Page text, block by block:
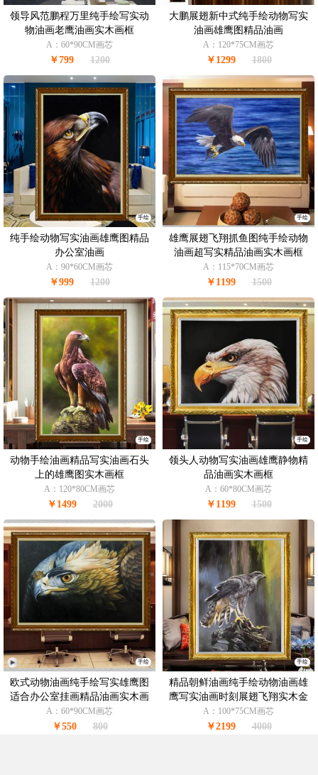
领导风范鹏程万里纯手绘写实动
物油画老鹰油画实木画框
A：60*90CM画芯
￥799 1200
大鹏展翅新中式纯手绘动物写实
油画雄鹰图精品油画
A：120*75CM画芯
￥1299 1800
手绘
纯手绘动物写实油画雄鹰图精品
办公室油画
A：90*60CM画芯
￥999 1200
手绘
雄鹰展翅飞翔抓鱼图纯手绘动物
油画超写实精品油画实木画框
A：115*70CM画芯
￥1199 1500
手绘
动物手绘油画精品写实油画石头
上的雄鹰图实木画框
A：120*80CM画芯
￥1499 2000
手绘
领头人动物写实油画雄鹰静物精
品油画实木画框
A：60*80CM画芯
￥1199 1500
手绘
欧式动物油画纯手绘写实雄鹰图
适合办公室挂画精品油画实木画
框
A：60*90CM画芯
￥550 800
手绘
精品朝鲜油画纯手绘动物油画雄
鹰写实油画时刻展翅飞翔实木金
色欧式画框
A：100*75CM画芯
￥2199 4000